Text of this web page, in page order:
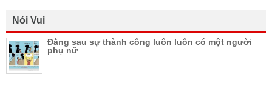
Nói Vui
Đằng sau sự thành công luôn luôn có một người
phụ nữ